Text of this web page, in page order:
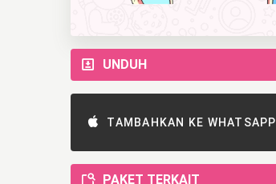
UNDUH
TAMBAHKAN KE WHATSAPP
PAKET TERKAIT